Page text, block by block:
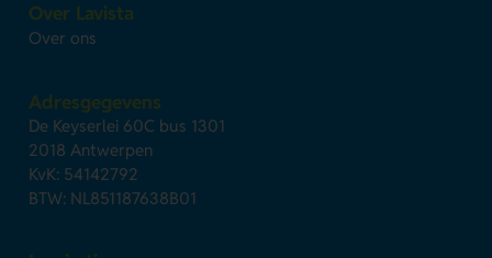
Over Lavista
Over ons
Adresgegevens
De Keyserlei 60C bus 1301
2018 Antwerpen
KvK: 54142792
BTW: NL851187638B01